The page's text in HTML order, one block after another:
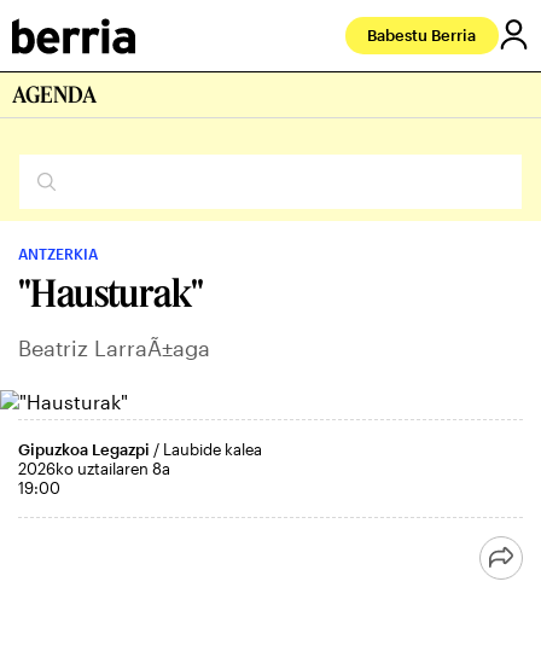
Babestu Berria
AGENDA
ANTZERKIA
"Hausturak"
Beatriz LarraÃ±aga
Gipuzkoa Legazpi / Laubide kalea
2026ko uztailaren 8a
19:00